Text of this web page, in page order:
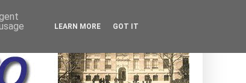
LEARN MORE GOT IT